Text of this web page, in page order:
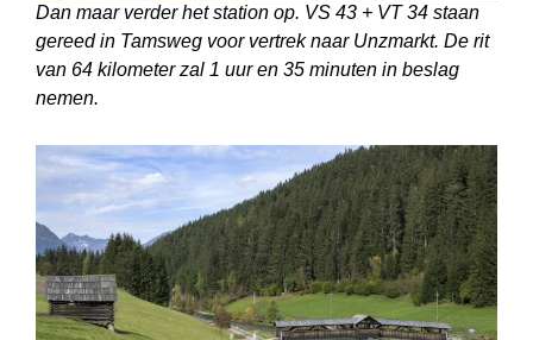
Dan maar verder het station op. VS 43 + VT 34 staan
gereed in Tamsweg voor vertrek naar Unzmarkt. De rit
van 64 kilometer zal 1 uur en 35 minuten in beslag
nemen.